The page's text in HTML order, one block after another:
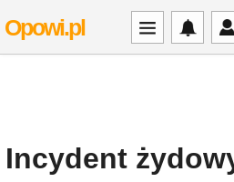
Opowi.pl
Incydent